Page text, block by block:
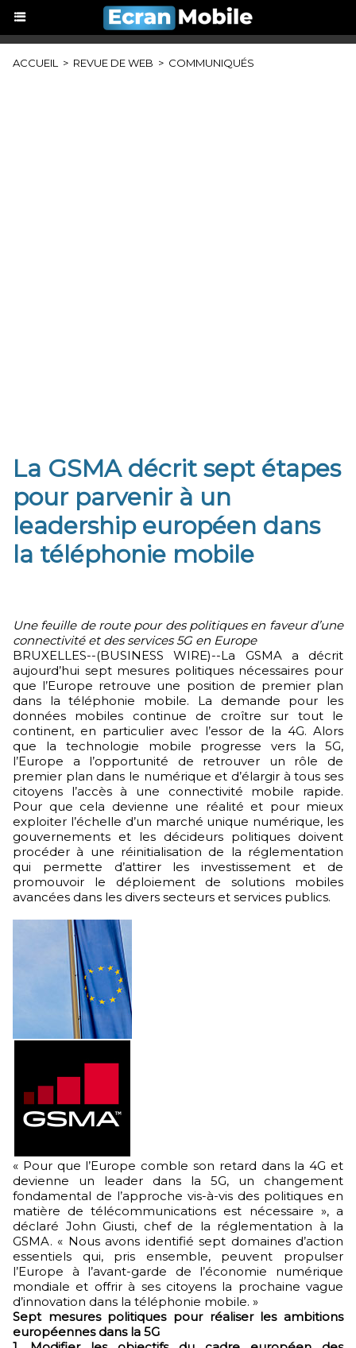
ACCUEIL > REVUE DE WEB > COMMUNIQUÉS
La GSMA décrit sept étapes
pour parvenir à un
leadership européen dans
la téléphonie mobile
Une feuille de route pour des politiques en faveur d’une
connectivité et des services 5G en Europe
BRUXELLES--(BUSINESS WIRE)--La GSMA a décrit
aujourd’hui sept mesures politiques nécessaires pour
que l’Europe retrouve une position de premier plan
dans la téléphonie mobile. La demande pour les
données mobiles continue de croître sur tout le
continent, en particulier avec l’essor de la 4G. Alors
que la technologie mobile progresse vers la 5G,
l’Europe a l’opportunité de retrouver un rôle de
premier plan dans le numérique et d’élargir à tous ses
citoyens l’accès à une connectivité mobile rapide.
Pour que cela devienne une réalité et pour mieux
exploiter l’échelle d’un marché unique numérique, les
gouvernements et les décideurs politiques doivent
procéder à une réinitialisation de la réglementation
qui permette d’attirer les investissement et de
promouvoir le déploiement de solutions mobiles
avancées dans les divers secteurs et services publics.
« Pour que l’Europe comble son retard dans la 4G et
devienne un leader dans la 5G, un changement
fondamental de l’approche vis-à-vis des politiques en
matière de télécommunications est nécessaire », a
déclaré John Giusti, chef de la réglementation à la
GSMA. « Nous avons identifié sept domaines d’action
essentiels qui, pris ensemble, peuvent propulser
l’Europe à l’avant-garde de l’économie numérique
mondiale et offrir à ses citoyens la prochaine vague
d’innovation dans la téléphonie mobile. »
Sept mesures politiques pour réaliser les ambitions
européennes dans la 5G